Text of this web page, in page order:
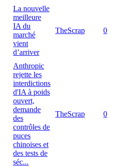
La nouvelle
meilleure
IA du
marché
vient
d’arriver
TheScrap 0
Anthropic
rejette les
interdictions
d'IA à poids
ouvert,
demande
des
contrôles de
puces
chinoises et
des tests de
séc...
TheScrap 0